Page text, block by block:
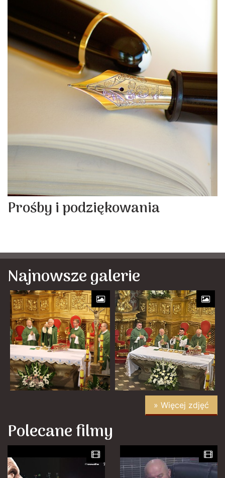
Prośby i podziękowania
Najnowsze galerie
» Więcej zdjęć
Polecane filmy